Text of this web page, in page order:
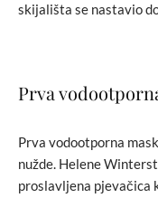
skijališta se nastavio
Prva
Prva vodootporna
nužde. Helene
proslavljena pjevačica